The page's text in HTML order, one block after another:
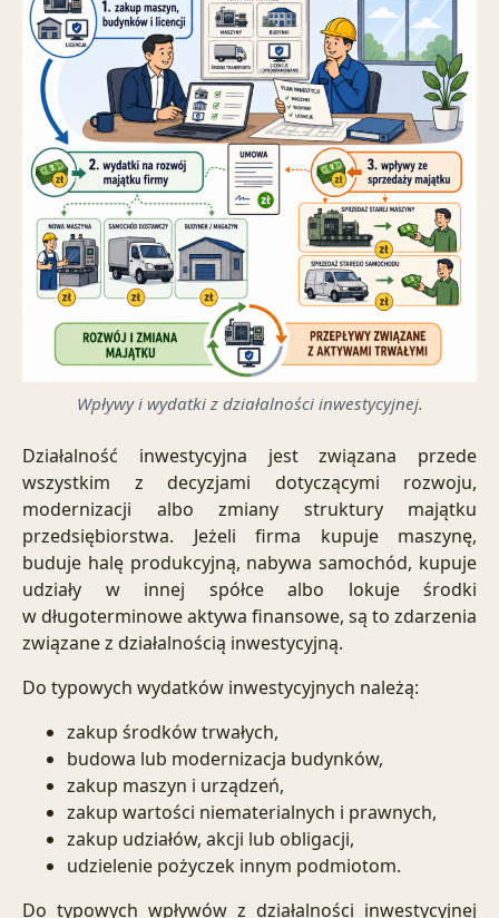
Wpływy i wydatki z działalności inwestycyjnej.
Działalność inwestycyjna jest związana przede
wszystkim z decyzjami dotyczącymi rozwoju,
modernizacji albo zmiany struktury majątku
przedsiębiorstwa. Jeżeli firma kupuje maszynę,
buduje halę produkcyjną, nabywa samochód, kupuje
udziały w innej spółce albo lokuje środki
w długoterminowe aktywa finansowe, są to zdarzenia
związane z działalnością inwestycyjną.
Do typowych wydatków inwestycyjnych należą:
zakup środków trwałych,
budowa lub modernizacja budynków,
zakup maszyn i urządzeń,
zakup wartości niematerialnych i prawnych,
zakup udziałów, akcji lub obligacji,
udzielenie pożyczek innym podmiotom.
Do typowych wpływów z działalności inwestycyjnej